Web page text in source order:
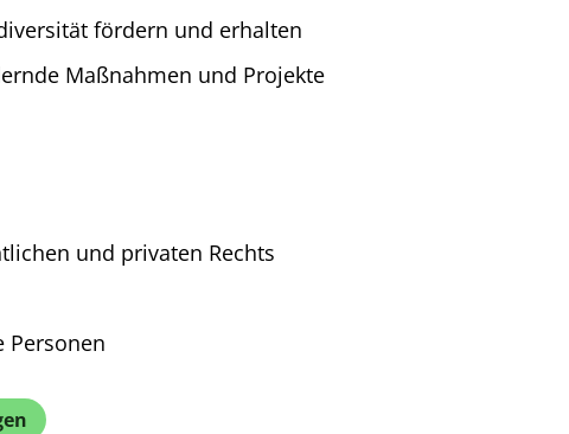
fördern und erhalten
Maßnahmen und Projekte
und privaten Rechts
Personen